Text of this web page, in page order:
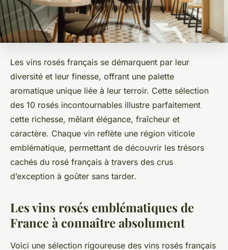
Les vins rosés français se démarquent par leur
diversité et leur finesse, offrant une palette
aromatique unique liée à leur terroir. Cette sélection
des 10 rosés incontournables illustre parfaitement
cette richesse, mêlant élégance, fraîcheur et
caractère. Chaque vin reflète une région viticole
emblématique, permettant de découvrir les trésors
cachés du rosé français à travers des crus
d’exception à goûter sans tarder.
Les vins rosés emblématiques de
France à connaître absolument
Voici une sélection rigoureuse des vins rosés français